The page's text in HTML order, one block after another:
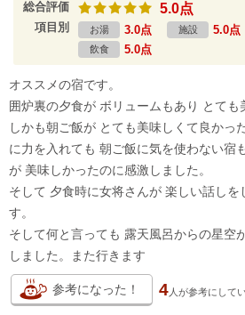
総合評価 5.0点
項目別 お湯 3.0点 施設 5.0点
飲食 5.0点
オススメの宿です。
囲炉裏の夕食が ボリュームもあり とても
しかも朝ご飯が とても美味しくて良かっ
に力を入れても 朝ご飯に気を使わない宿
が 美味しかったのに感激しました。
そして 夕食時に女将さんが 楽しい話し
す。
そして何と言っても 露天風呂からの星空
しました。また行きます
参考になった！ 4人が参考にして